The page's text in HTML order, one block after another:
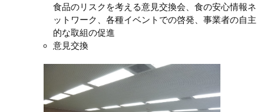
食品のリスクを考える意見交換会、食の安心情報ネ
ットワーク、各種イベントでの啓発、事業者の自主
的な取組の促進
意見交換